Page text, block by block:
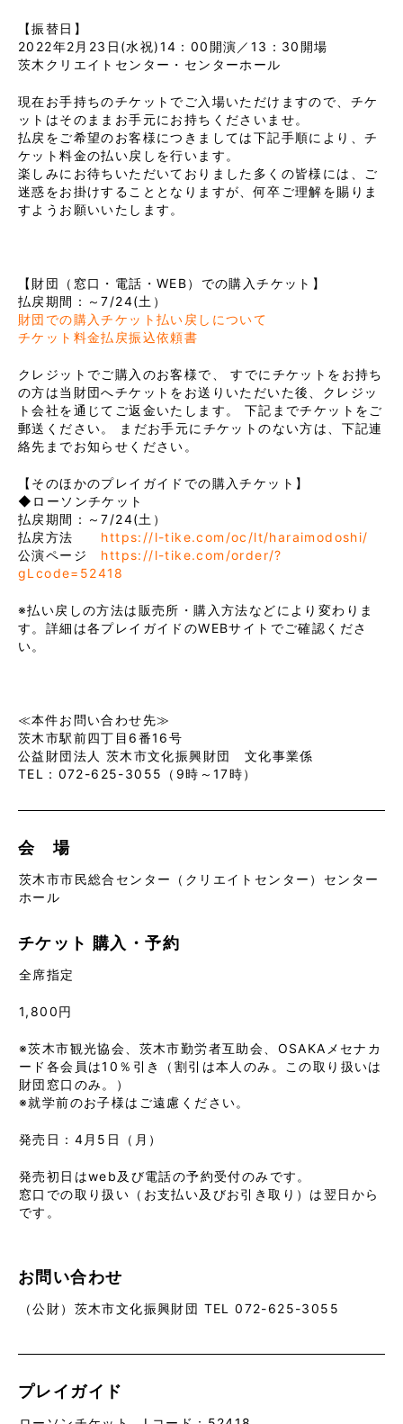
【振替日】
2022年2月23日(水祝)14：00開演／13：30開場
茨木クリエイトセンター・センターホール
現在お手持ちのチケットでご入場いただけますので、チケ
ットはそのままお手元にお持ちくださいませ。
払戻をご希望のお客様につきましては下記手順により、チ
ケット料金の払い戻しを行います。
楽しみにお待ちいただいておりました多くの皆様には、ご
迷惑をお掛けすることとなりますが、何卒ご理解を賜りま
すようお願いいたします。
【財団（窓口・電話・WEB）での購入チケット】
払戻期間：～7/24(土）
財団での購入チケット払い戻しについて
チケット料金払戻振込依頼書
クレジットでご購入のお客様で、 すでにチケットをお持ち
の方は当財団へチケットをお送りいただいた後、クレジッ
ト会社を通じてご返金いたします。 下記までチケットをご
郵送ください。 まだお手元にチケットのない方は、下記連
絡先までお知らせください。
【そのほかのプレイガイドでの購入チケット】
◆ローソンチケット
払戻期間：～7/24(土）
払戻方法 https://l-tike.com/oc/lt/haraimodoshi/
公演ページ https://l-tike.com/order/?
gLcode=52418
※払い戻しの方法は販売所・購入方法などにより変わりま
す。詳細は各プレイガイドのWEBサイトでご確認くださ
い。
≪本件お問い合わせ先≫
茨木市駅前四丁目6番16号
公益財団法人 茨木市文化振興財団 文化事業係
TEL：072-625-3055（9時～17時）
会 場
茨木市市民総合センター（クリエイトセンター）センター
ホール
チケット 購入・予約
全席指定
1,800円
※茨木市観光協会、茨木市勤労者互助会、OSAKAメセナカ
ード各会員は10％引き（割引は本人のみ。この取り扱いは
財団窓口のみ。）
※就学前のお子様はご遠慮ください。
発売日：4月5日（月）
発売初日はweb及び電話の予約受付のみです。
窓口での取り扱い（お支払い及びお引き取り）は翌日から
です。
お問い合わせ
（公財）茨木市文化振興財団 TEL 072-625-3055
プレイガイド